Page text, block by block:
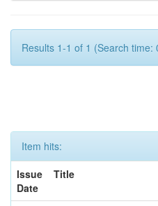
Results 1-1 of 1 (Search time:
Item hits:
Issue
Date
Title